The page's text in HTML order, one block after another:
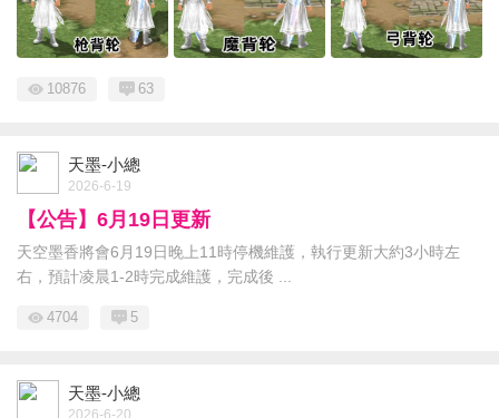
10876 63
天墨-小總
2026-6-19
【公告】6月19日更新
天空墨香將會6月19日晚上11時停機維護，執行更新大約3小時左
右，預計凌晨1-2時完成維護，完成後 ...
4704 5
天墨-小總
2026-6-20